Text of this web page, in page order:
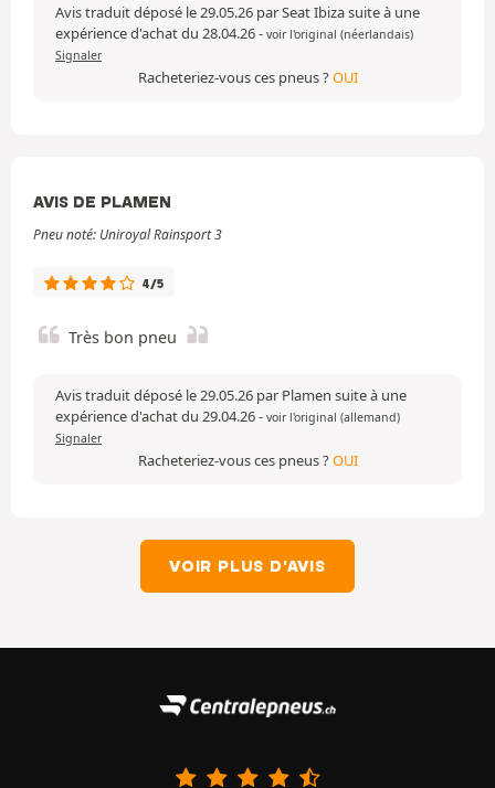
Avis traduit déposé le 29.05.26 par Seat Ibiza suite à une
expérience d'achat du 28.04.26- voir l'original (néerlandais)
Signaler
Racheteriez-vous ces pneus ?OUI
AVIS DE PLAMEN
Pneu noté: Uniroyal Rainsport 3
4/5
Très bon pneu
Avis traduit déposé le 29.05.26 par Plamen suite à une
expérience d'achat du 29.04.26- voir l'original (allemand)
Signaler
Racheteriez-vous ces pneus ?OUI
VOIR PLUS D'AVIS